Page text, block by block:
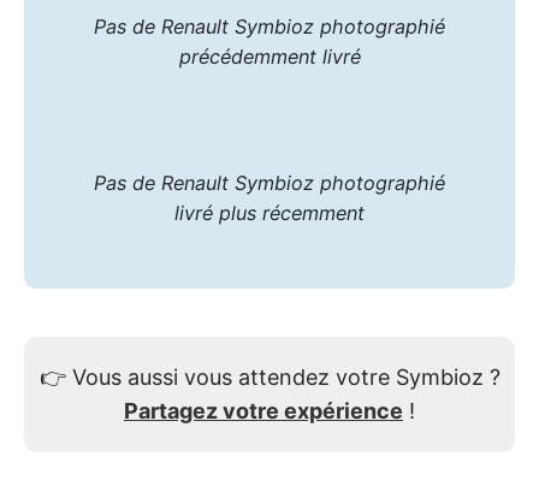
Pas de Renault Symbioz photographié
précédemment livré
Pas de Renault Symbioz photographié
livré plus récemment
👉Vous aussi vous attendez votre Symbioz ?
Partagez votre expérience !